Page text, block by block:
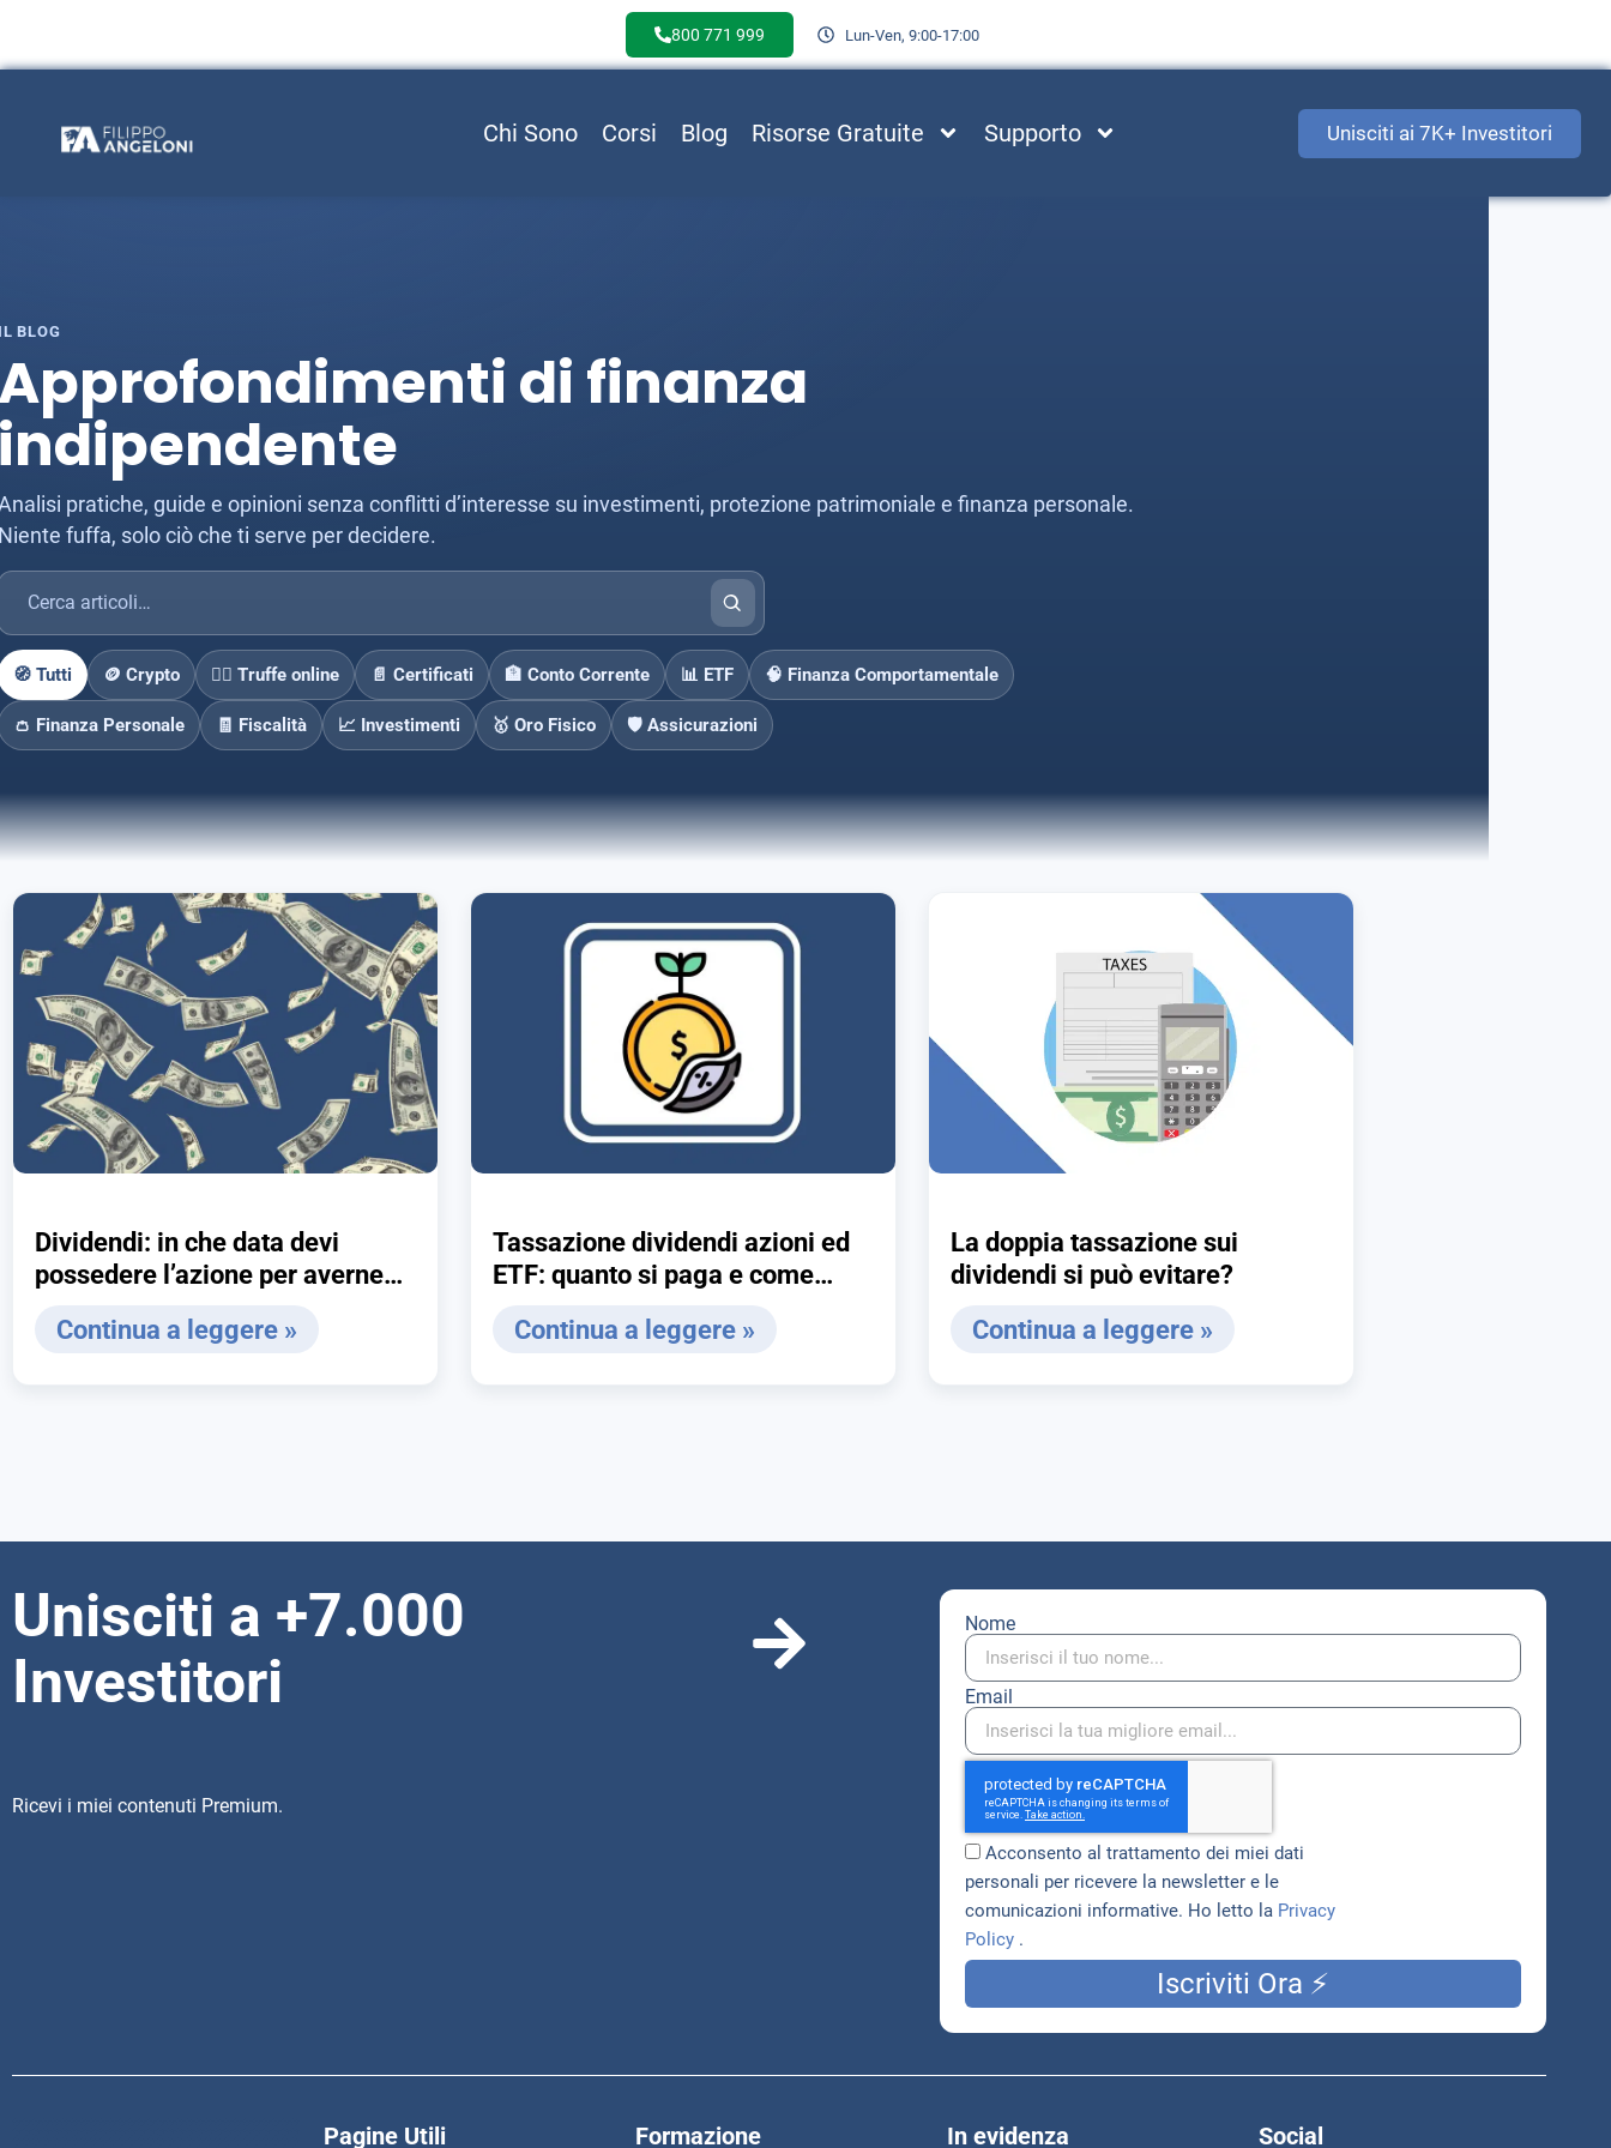
800 771 999 Lun-Ven, 9:00-17:00
Chi Sono Corsi Blog Risorse Gratuite Supporto Unisciti ai 7K+ Investitori
BLOG
di finanza
pratiche, guide e opinioni senza conflitti d’interesse su investimenti, protezione patrimoniale e finanza personale.
fuffa, solo ciò che ti serve per decidere.
🧭 Tutti 🪙 Crypto 🕵️‍♂️ Truffe online 📄 Certificati 🏦 Conto Corrente 📊 ETF 🧠 Finanza Comportamentale
👛 Finanza Personale 🧾 Fiscalità 📈 Investimenti 🥇 Oro Fisico 🛡️ Assicurazioni
Dividendi: in che data devi
possedere l’azione per averne
facciamo chiarezza
Continua a leggere »
Tassazione dividendi azioni ed
ETF: quanto si paga e come
Continua a leggere »
La doppia tassazione sui
dividendi si può evitare?
Continua a leggere »
Unisciti a +7.000
Investitori
Ricevi i miei contenuti Premium.
Nome
Email
Acconsento al trattamento dei miei dati
personali per ricevere la newsletter e le
comunicazioni informative. Ho letto la Privacy
Policy .
Iscriviti Ora ⚡
Pagine Utili Formazione In evidenza Social